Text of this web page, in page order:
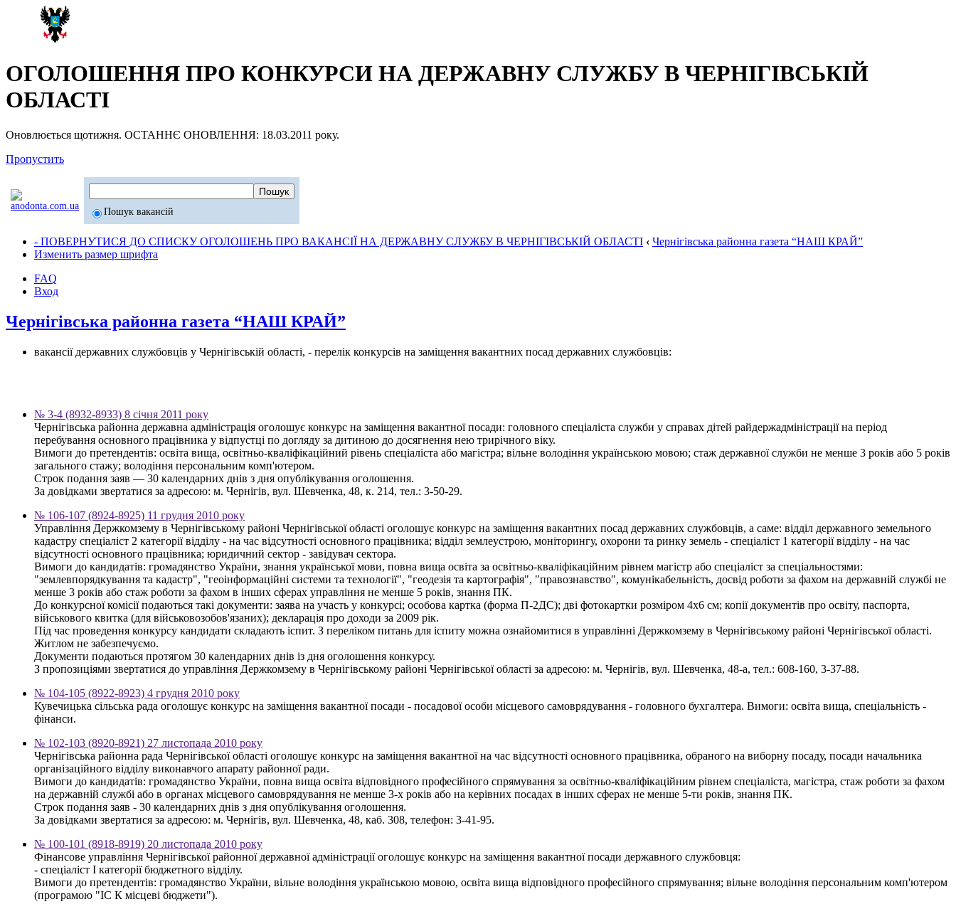
ОГОЛОШЕННЯ ПРО КОНКУРСИ НА ДЕРЖАВНУ СЛУЖБУ В ЧЕРНІГІВСЬКІЙ
ОБЛАСТІ
Оновлюється щотижня. ОСТАННЄ ОНОВЛЕННЯ: 18.03.2011 року.
Пропустить
Пошук вакансій
- ПОВЕРНУТИСЯ ДО СПИСКУ ОГОЛОШЕНЬ ПРО ВАКАНСІЇ НА ДЕРЖАВНУ СЛУЖБУ В ЧЕРНІГІВСЬКІЙ ОБЛАСТІ ‹ Чернігівська районна газета “НАШ КРАЙ”
Изменить размер шрифта
FAQ
Вход
Чернігівська районна газета “НАШ КРАЙ”
вакансії державних службовців у Чернігівській області, - перелік конкурсів на заміщення вакантних посад державних службовців:
№ 3-4 (8932-8933) 8 січня 2011 року
Чернігівська районна державна адміністрація оголошує конкурс на заміщення вакантної посади: головного спеціаліста служби у справах дітей райдержадміністрації на період
перебування основного працівника у відпустці по догляду за дитиною до досягнення нею трирічного віку.
Вимоги до претендентів: освіта вища, освітньо-кваліфікаційний рівень спеціаліста або магістра; вільне володіння українською мовою; стаж державної служби не менше 3 років або 5 років
загального стажу; володіння персональним комп'ютером.
Строк подання заяв — 30 календарних днів з дня опублікування оголошення.
За довідками звертатися за адресою: м. Чернігів, вул. Шевченка, 48, к. 214, тел.: 3-50-29.
№ 106-107 (8924-8925) 11 грудня 2010 року
Управління Держкомзему в Чернігівському районі Чернігівської області оголошує конкурс на заміщення вакантних посад державних службовців, а саме: відділ державного земельного
кадастру спеціаліст 2 категорії відділу - на час відсутності основного працівника; відділ землеустрою, моніторингу, охорони та ринку земель - спеціаліст 1 категорії відділу - на час
відсутності основного працівника; юридичний сектор - завідувач сектора.
Вимоги до кандидатів: громадянство України, знання української мови, повна вища освіта за освітньо-кваліфікаційним рівнем магістр або спеціаліст за спеціальностями:
"землевпорядкування та кадастр", "геоінформаційні системи та технології", "геодезія та картографія", "правознавство", комунікабельність, досвід роботи за фахом на державній службі не
менше 3 років або стаж роботи за фахом в інших сферах управління не менше 5 років, знання ПК.
До конкурсної комісії подаються такі документи: заява на участь у конкурсі; особова картка (форма П-2ДС); дві фотокартки розміром 4х6 см; копії документів про освіту, паспорта,
військового квитка (для військовозобов'язаних); декларація про доходи за 2009 рік.
Під час проведення конкурсу кандидати складають іспит. З переліком питань для іспиту можна ознайомитися в управлінні Держкомзему в Чернігівському районі Чернігівської області.
Житлом не забезпечуємо.
Документи подаються протягом 30 календарних днів із дня оголошення конкурсу.
З пропозиціями звертатися до управління Держкомзему в Чернігівському районі Чернігівської області за адресою: м. Чернігів, вул. Шевченка, 48-а, тел.: 608-160, 3-37-88.
№ 104-105 (8922-8923) 4 грудня 2010 року
Кувечицька сільська рада оголошує конкурс на заміщення вакантної посади - посадової особи місцевого самоврядування - головного бухгалтера. Вимоги: освіта вища, спеціальність -
фінанси.
№ 102-103 (8920-8921) 27 листопада 2010 року
Чернігівська районна рада Чернігівської області оголошує конкурс на заміщення вакантної на час відсутності основного працівника, обраного на виборну посаду, посади начальника
організаційного відділу виконавчого апарату районної ради.
Вимоги до кандидатів: громадянство України, повна вища освіта відповідного професійного спрямування за освітньо-кваліфікаційним рівнем спеціаліста, магістра, стаж роботи за фахом
на державній службі або в органах місцевого самоврядування не менше 3-х років або на керівних посадах в інших сферах не менше 5-ти років, знання ПК.
Строк подання заяв - 30 календарних днів з дня опублікування оголошення.
За довідками звертатися за адресою: м. Чернігів, вул. Шевченка, 48, каб. 308, телефон: 3-41-95.
№ 100-101 (8918-8919) 20 листопада 2010 року
Фінансове управління Чернігівської районної державної адміністрації оголошує конкурс на заміщення вакантної посади державного службовця:
- спеціаліст І категорії бюджетного відділу.
Вимоги до претендентів: громадянство України, вільне володіння українською мовою, освіта вища відповідного професійного спрямування; вільне володіння персональним комп'ютером
(програмою "ІС К місцеві бюджети").